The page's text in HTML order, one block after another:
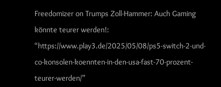
Freedomizer on Trumps Zoll-Hammer: Auch Gaming
könnte teurer werden!:
“https://www.play3.de/2025/05/08/ps5-switch-2-und-
co-konsolen-koennten-in-den-usa-fast-70-prozent-
teurer-werden/”